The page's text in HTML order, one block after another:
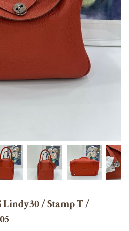
Lindy30 / Stamp T /